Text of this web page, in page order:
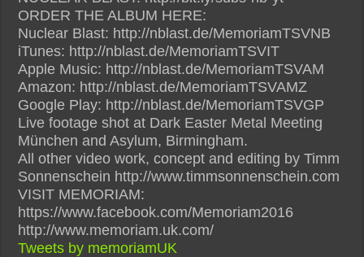
ORDER THE ALBUM HERE:
Nuclear Blast: http://nblast.de/MemoriamTSVNB
iTunes: http://nblast.de/MemoriamTSVIT
Apple Music: http://nblast.de/MemoriamTSVAM
Amazon: http://nblast.de/MemoriamTSVAMZ
Google Play: http://nblast.de/MemoriamTSVGP
Live footage shot at Dark Easter Metal Meeting
München and Asylum, Birmingham.
All other video work, concept and editing by Timm
Sonnenschein http://www.timmsonnenschein.com
VISIT MEMORIAM:
https://www.facebook.com/Memoriam2016
http://www.memoriam.uk.com/
Tweets by memoriamUK